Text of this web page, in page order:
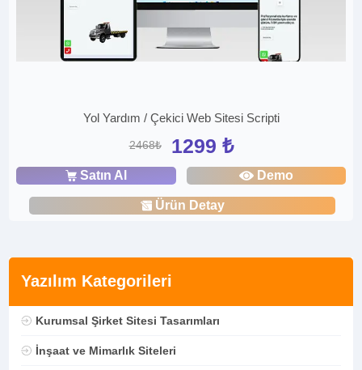
Yazılım Kategorileri
Kurumsal Şirket Sitesi Tasarımları
İnşaat ve Mimarlık Siteleri
Yol Yardım / Çekici Web Sitesi Scripti
2468₺ 1299 ₺
Satın Al Demo
Ürün Detay